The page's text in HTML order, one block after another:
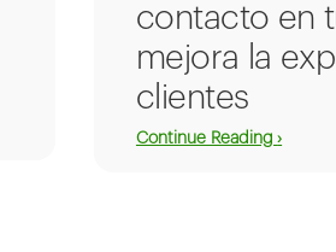
contacto en
mejora la
clientes
Continue Reading